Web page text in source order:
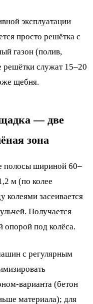
эксплуатации
просто решётка с
газон (полив,
решётки служат 15–20
щебня.
— две
зона
полосы шириной 60–
м (по колее
колеями засеивается
Получается
опорой под колёса.
с регулярным
варианта (бетон
материала); для